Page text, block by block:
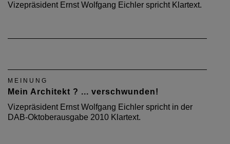
Vizepräsident Ernst Wolfgang Eichler spricht Klartext.
MEINUNG
Mein Architekt ? ... verschwunden!
Vizepräsident Ernst Wolfgang Eichler spricht in der
DAB-Oktoberausgabe 2010 Klartext.